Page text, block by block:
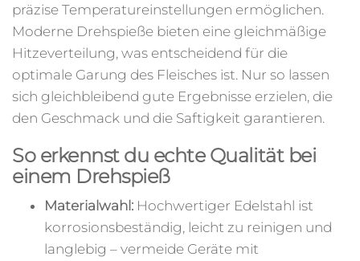
präzise Temperatureinstellungen ermöglichen.
Moderne Drehspieße bieten eine gleichmäßige
Hitzeverteilung, was entscheidend für die
optimale Garung des Fleisches ist. Nur so lassen
sich gleichbleibend gute Ergebnisse erzielen, die
den Geschmack und die Saftigkeit garantieren.
So erkennst du echte Qualität bei
einem Drehspieß
Materialwahl: Hochwertiger Edelstahl ist
korrosionsbeständig, leicht zu reinigen und
langlebig – vermeide Geräte mit